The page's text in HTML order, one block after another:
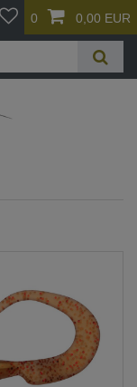
0 0,00 EUR